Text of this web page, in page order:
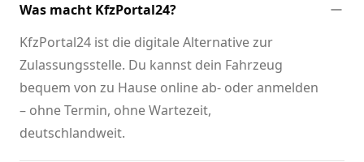
Was macht KfzPortal24?
KfzPortal24 ist die digitale Alternative zur
Zulassungsstelle. Du kannst dein Fahrzeug
bequem von zu Hause online ab- oder anmelden
– ohne Termin, ohne Wartezeit,
deutschlandweit.